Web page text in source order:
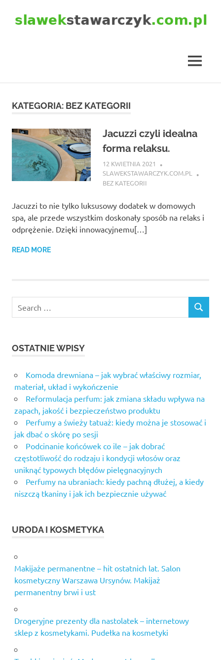
MENU
KATEGORIA: BEZ KATEGORII
Jacuzzi czyli idealna
forma relaksu.
12 KWIETNIA 2021
SLAWEKSTAWARCZYK.COM.PL
BEZ KATEGORII
Jacuzzi to nie tylko luksusowy dodatek w domowych
spa, ale przede wszystkim doskonały sposób na relaks i
odprężenie. Dzięki innowacyjnemu[…]
READ MORE
OSTATNIE WPISY
Komoda drewniana – jak wybrać właściwy rozmiar,
materiał, układ i wykończenie
Reformulacja perfum: jak zmiana składu wpływa na
zapach, jakość i bezpieczeństwo produktu
Perfumy a świeży tatuaż: kiedy można je stosować i
jak dbać o skórę po sesji
Podcinanie końcówek co ile – jak dobrać
częstotliwość do rodzaju i kondycji włosów oraz
uniknąć typowych błędów pielęgnacyjnych
Perfumy na ubraniach: kiedy pachną dłużej, a kiedy
niszczą tkaniny i jak ich bezpiecznie używać
URODA I KOSMETYKA
Makijaże permanentne – hit ostatnich lat. Salon
kosmetyczny Warszawa Ursynów. Makijaż
permanentny brwi i ust
Drogeryjne prezenty dla nastolatek – internetowy
sklep z kosmetykami. Pudełka na kosmetyki